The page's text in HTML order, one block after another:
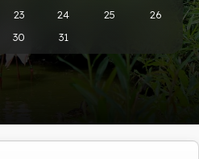
23 24 25
26
30 31